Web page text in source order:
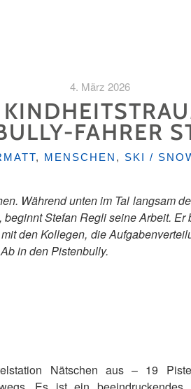
4. März 2026
FAHRER
, MENSCHEN , SKI /
Während unten im Tal langsam
Stefan Regli seine Arbeit.
den Kollegen, die
in den Pistenbully.
Nätschen aus – 19